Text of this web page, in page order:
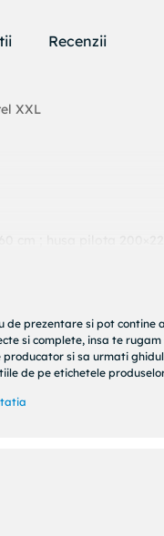
Recenzii
XXL
si procesului de
si tipul de tesatura,
in acelasi timp,
15-20 cm, pe verso,
prezentare si pot contine
si complete, insa te
si sa urmati
de pe etichetele